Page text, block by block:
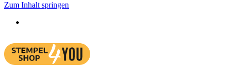
Zum Inhalt springen